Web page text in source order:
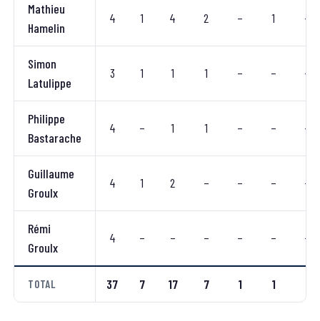
Mathieu
Hamelin
4 1 4 2 – 1 –
Simon
Latulippe
3 1 1 1 – – –
Philippe
Bastarache
4 – 1 1 – – –
Guillaume
Groulx
4 1 2 – – – –
Rémi
Groulx
4 – – – – – –
TOTAL 37 7 17 7 1 1